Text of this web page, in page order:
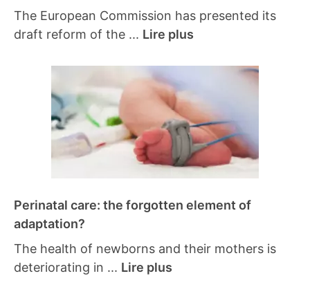
The European Commission has presented its
draft reform of the ... Lire plus
Perinatal care: the forgotten element of
adaptation?
The health of newborns and their mothers is
deteriorating in ... Lire plus